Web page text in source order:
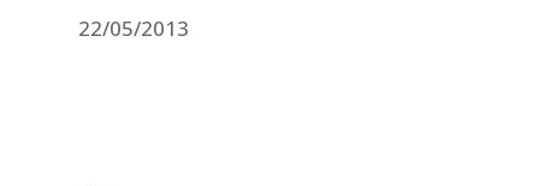
22/05/2013